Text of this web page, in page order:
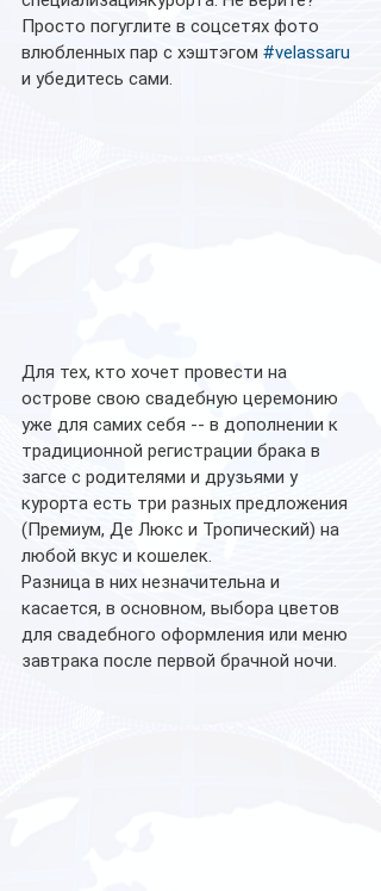
Просто погуглите в соцсетях фото
влюбленных пар с хэштэгом #velassaru
и убедитесь сами.
Для тех, кто хочет провести на
острове свою свадебную церемонию
уже для самих себя -- в дополнении к
традиционной регистрации брака в
загсе с родителями и друзьями у
курорта есть три разных предложения
(Премиум, Де Люкс и Тропический) на
любой вкус и кошелек.
Разница в них незначительна и
касается, в основном, выбора цветов
для свадебного оформления или меню
завтрака после первой брачной ночи.